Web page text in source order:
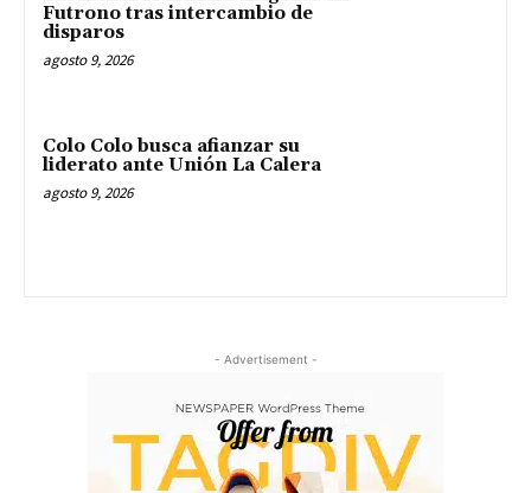
Futrono tras intercambio de
disparos
agosto 9, 2026
Colo Colo busca afianzar su
liderato ante Unión La Calera
agosto 9, 2026
- Advertisement -